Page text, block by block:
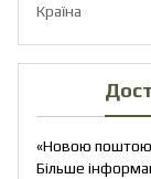
Країна
«Новою
Більше